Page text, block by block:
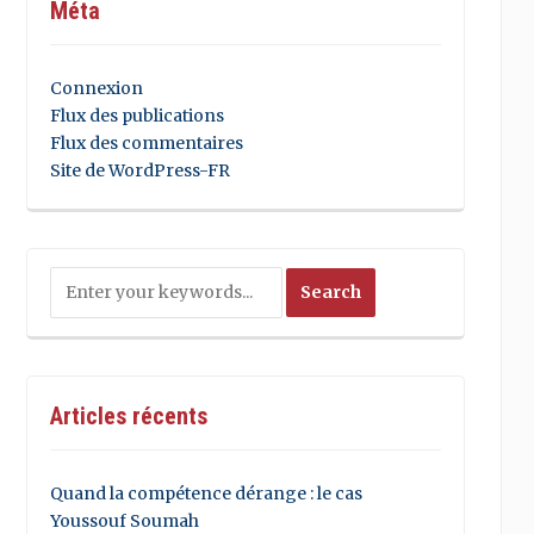
Méta
Connexion
Flux des publications
Flux des commentaires
Site de WordPress-FR
Articles récents
Quand la compétence dérange : le cas
Youssouf Soumah